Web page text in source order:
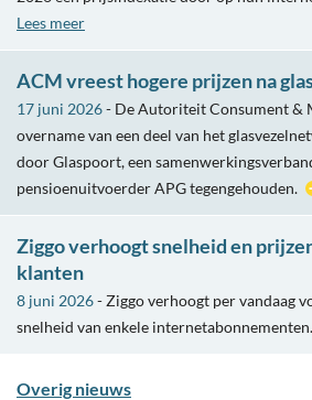
Lees meer
ACM vreest hogere prijzen na
17 juni 2026- De Autoriteit Consument &
overname van een deel van het
door Glaspoort, een
pensioenuitvoerder APG tegengehouden.
Ziggo verhoogt snelheid en
klanten
8 juni 2026- Ziggo verhoogt per vandaag
snelheid van enkele internetabonnementen.
Overig nieuws